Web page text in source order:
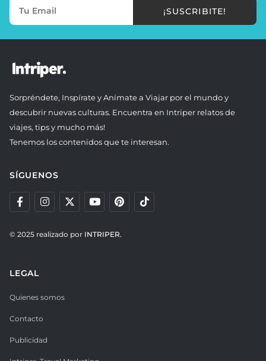
¡SUSCRIBITE!
Sorpréndete, Inspírate y Anímate a Viajar por el mundo y
descubrir nuevas culturas. Encuentra en Intriper relatos de
viajes, tips y mucho más!
Tenemos los contenidos que te interesan.
SÍGUENOS
© 2025 realizado por INTRIPER.
LEGAL
Quienes somos
Contacto
Publicidad